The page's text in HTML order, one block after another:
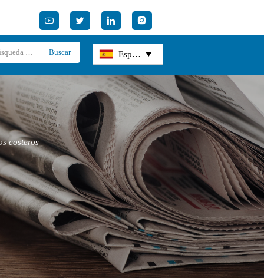
   
Buscar Español 
costeros